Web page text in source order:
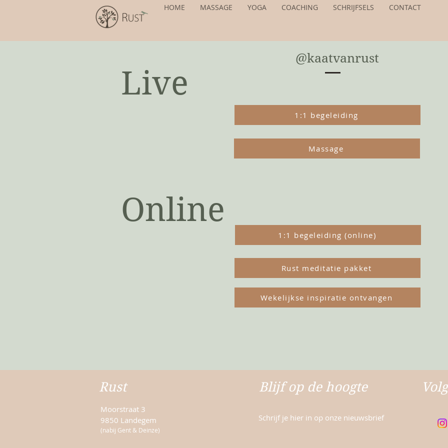
HOME MASSAGE YOGA COACHING SCHRIJFSELS CONTACT
@kaatvanrust
Live
1:1 begeleiding
Massage
Online
1:1 begeleiding (online)
Rust meditatie pakket
Wekelijkse inspiratie ontvangen
Rust Blijf op de hoogte
Moorstraat 3
9850 Landegem
(nabij Gent & Deinze)
Schrijf je hier in op onze nieuwsbrief